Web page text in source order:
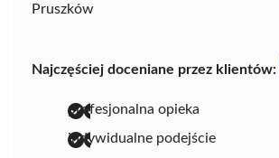
Pruszków
Najczęściej doceniane przez klientów:
profesjonalna opieka
indywidualne podejście